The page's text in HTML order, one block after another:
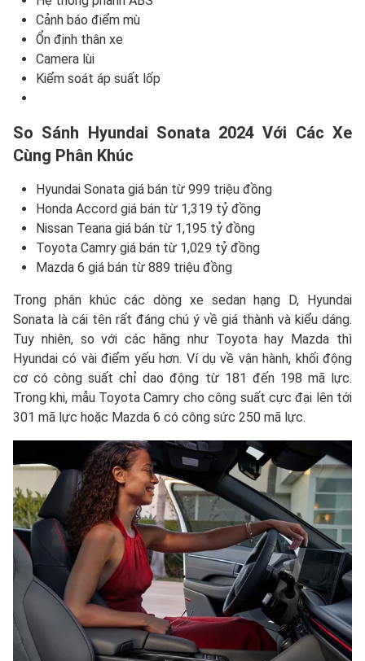
Cảnh báo điểm mù
Ổn định thân xe
Camera lùi
Kiểm soát áp suất lốp
So Sánh Hyundai Sonata 2024 Với Các Xe
Cùng Phân Khúc
Hyundai Sonata giá bán từ 999 triệu đồng
Honda Accord giá bán từ 1,319 tỷ đồng
Nissan Teana giá bán từ 1,195 tỷ đồng
Toyota Camry giá bán từ 1,029 tỷ đồng
Mazda 6 giá bán từ 889 triệu đồng
Trong phân khúc các dòng xe sedan hạng D, Hyundai
Sonata là cái tên rất đáng chú ý về giá thành và kiểu dáng.
Tuy nhiên, so với các hãng như Toyota hay Mazda thì
Hyundai có vài điểm yếu hơn. Ví dụ về vận hành, khối động
cơ có công suất chỉ dao động từ 181 đến 198 mã lực.
Trong khi, mẫu Toyota Camry cho công suất cực đại lên tới
301 mã lực hoặc Mazda 6 có công sức 250 mã lực.